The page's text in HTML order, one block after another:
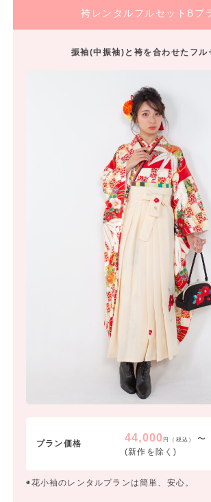
袴レンタルフルセットBプ
振袖(中振袖)と袴を合わせたフル
プラン価格 44,000円（税込）
〜
(新作を除く)
◉花小袖のレンタルプランは簡単、安心。